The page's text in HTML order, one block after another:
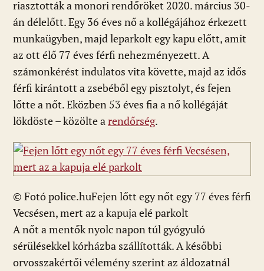
riasztották a monori rendőröket 2020. március 30-
án délelőtt. Egy 36 éves nő a kollégájához érkezett
munkaügyben, majd leparkolt egy kapu előtt, amit
az ott élő 77 éves férfi nehezményezett. A
számonkérést indulatos vita követte, majd az idős
férfi kirántott a zsebéből egy pisztolyt, és fejen
lőtte a nőt. Eközben 53 éves fia a nő kollégáját
lökdöste – közölte arendőrség.
© Fotó police.huFejen lőtt egy nőt egy 77 éves férfi
Vecsésen, mert az a kapuja elé parkolt
A nőt a mentők nyolc napon túl gyógyuló
sérülésekkel kórházba szállították. A későbbi
orvosszakértői vélemény szerint az áldozatnál